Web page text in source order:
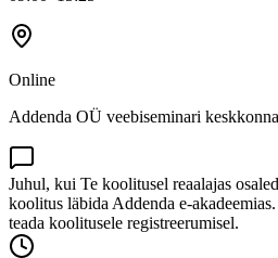
Online
Addenda OÜ veebiseminari
Juhul, kui Te koolitusel reaalajas
koolitus läbida Addenda e-
teada koolitusele registreerumisel.